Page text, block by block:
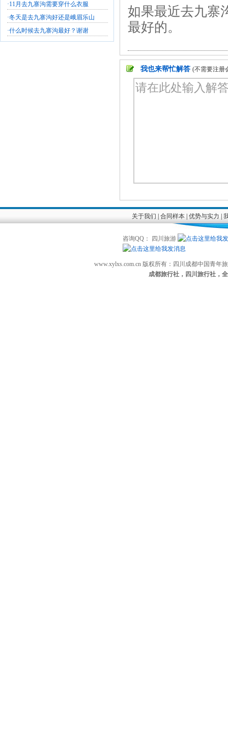
·11月去九寨沟需要穿什么衣服
·冬天是去九寨沟好还是峨眉乐山
·什么时候去九寨沟最好？谢谢
如果最近去九寨
最好的。
我也来帮忙解答 (不需要注册
关于我们 合同样本| 优势与实力
咨询QQ： 四川旅游
www.xylxs.com.cn 版权所有：四川成都中国青
成都旅行社，四川旅行社，